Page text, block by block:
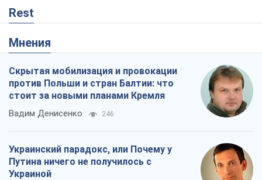
Rest
Мнения
Скрытая мобилизация и провокации
против Польши и стран Балтии: что
стоит за новыми планами Кремля
Вадим Денисенко 246
Украинский парадокс, или Почему у
Путина ничего не получилось с
Украиной